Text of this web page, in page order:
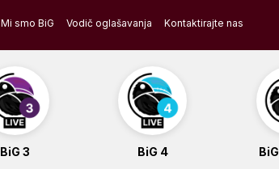
Mi smo BiG Vodič oglašavanja Kontaktirajte nas
BiG 3 BiG 4